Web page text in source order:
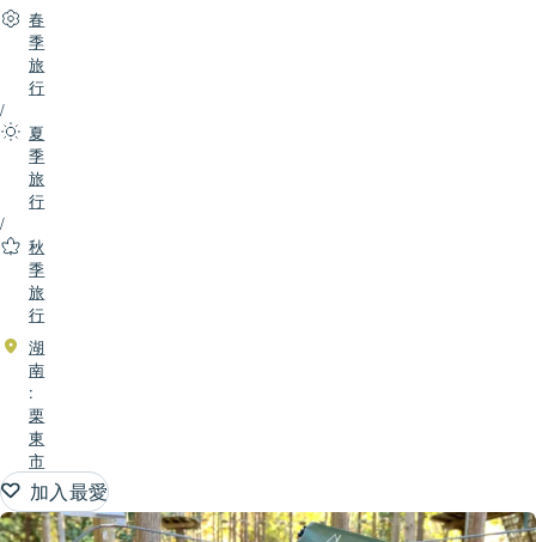
春
季
旅
行
/
夏
季
旅
行
/
秋
季
旅
行
湖
南
:
栗
東
市
加入最愛